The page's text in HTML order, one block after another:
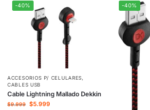
-40%
ACCESORIOS P/ CELULARES,
CABLES USB
Cable Lightning Mallado Dekkin
$9.999 $5.999
-40%